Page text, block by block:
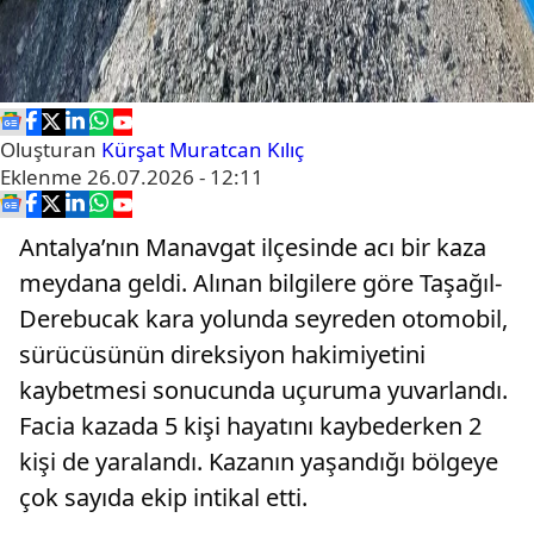
Oluşturan Kürşat Muratcan Kılıç
Eklenme 26.07.2026 - 12:11
Antalya’nın Manavgat ilçesinde acı bir kaza
meydana geldi. Alınan bilgilere göre Taşağıl-
Derebucak kara yolunda seyreden otomobil,
sürücüsünün direksiyon hakimiyetini
kaybetmesi sonucunda uçuruma yuvarlandı.
Facia kazada 5 kişi hayatını kaybederken 2
kişi de yaralandı. Kazanın yaşandığı bölgeye
çok sayıda ekip intikal etti.